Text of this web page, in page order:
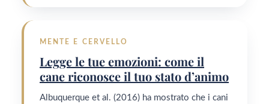
MENTE E CERVELLO
Legge le tue emozioni: come il
cane riconosce il tuo stato d’animo
Albuquerque et al. (2016) ha mostrato che i cani